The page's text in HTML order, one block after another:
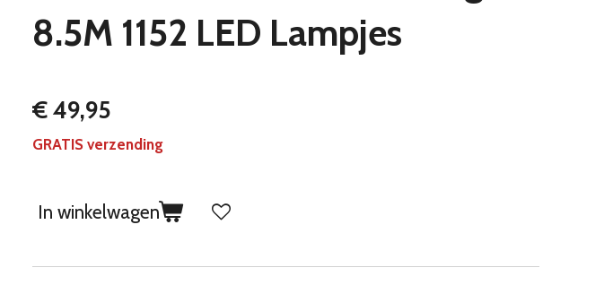
8.5M 1152 LED Lampjes
€ 49,95
GRATIS verzending
In winkelwagen